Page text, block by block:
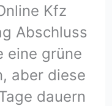
Kfz
Abschluss
eine grüne
aber diese
dauern